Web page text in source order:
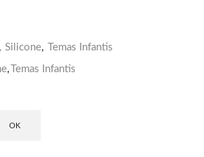
, Silicone, Temas Infantis
, Temas Infantis
OK